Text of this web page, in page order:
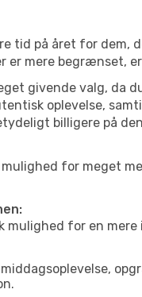
tid på året for dem,
mere begrænset,
givende valg, da
oplevelse,
billigere på
for meget
for en